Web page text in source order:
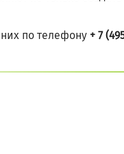
по телефону + 7